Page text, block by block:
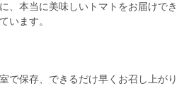
、本当に美味しいトマトをお届けでき
います。
で保存、できるだけ早くお召し上がり